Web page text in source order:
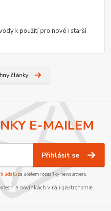
k použití pro nové i starší
články
E-MAILEM
Přihlásit se
údajůza účelem rozesílky newsletteru.
a novinkách v ráji gastronomie.